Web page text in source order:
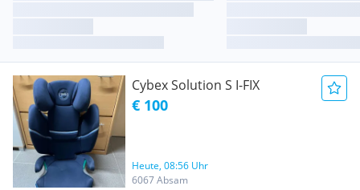
Cybex Solution S I-FIX
€ 100
Heute, 08:56 Uhr
6067 Absam